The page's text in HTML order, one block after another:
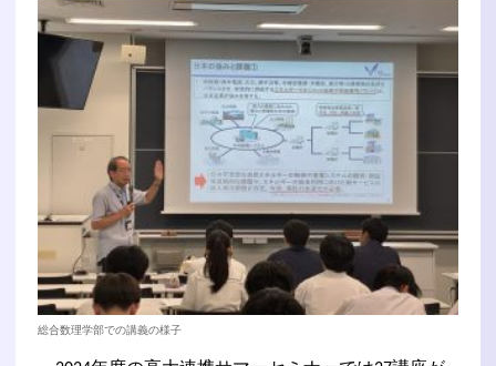
総合数理学部での講義の様子